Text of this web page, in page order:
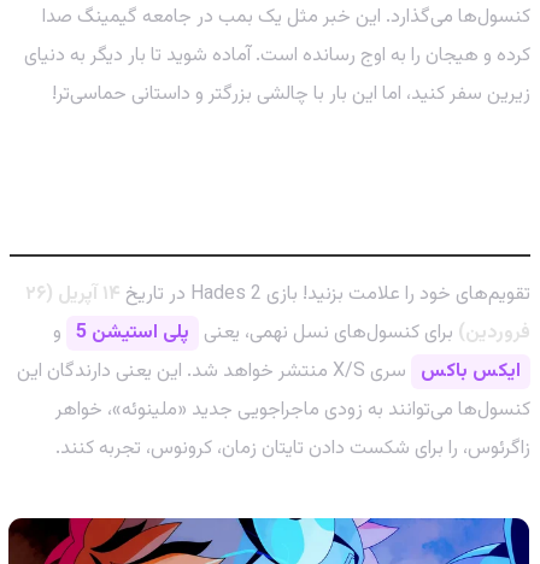
کنسول‌ها می‌گذارد. این خبر مثل یک بمب در جامعه گیمینگ صدا
کرده و هیجان را به اوج رسانده است. آماده شوید تا بار دیگر به دنیای
زیرین سفر کنید، اما این بار با چالشی بزرگتر و داستانی حماسی‌تر!
تقویم‌های خود را علامت بزنید! بازی Hades 2 در تاریخ
۱۴ آپریل (۲۶
فروردین) برای کنسول‌های نسل نهمی، یعنی پلی استیشن 5
و
ایکس باکس
سری X/S منتشر خواهد شد. این یعنی دارندگان این
کنسول‌ها می‌توانند به زودی ماجراجویی جدید «ملینوئه»، خواهر
زاگرئوس، را برای شکست دادن تایتان زمان، کرونوس، تجربه کنند.